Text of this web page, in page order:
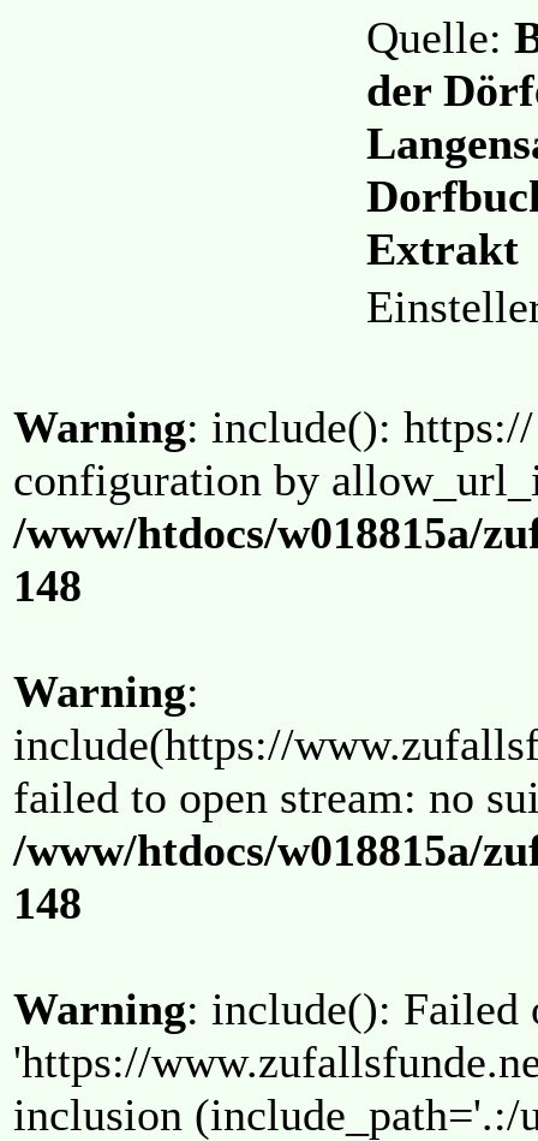
Quelle:
der
Extrakt
Warning: include():
configuration by
/www/htdocs/w018815a/
148
Warning:
include(https://
failed to open stream: no
/www/htdocs/w018815a/
148
Warning: include(): Failed
'https://
inclusion (include_path='.:/